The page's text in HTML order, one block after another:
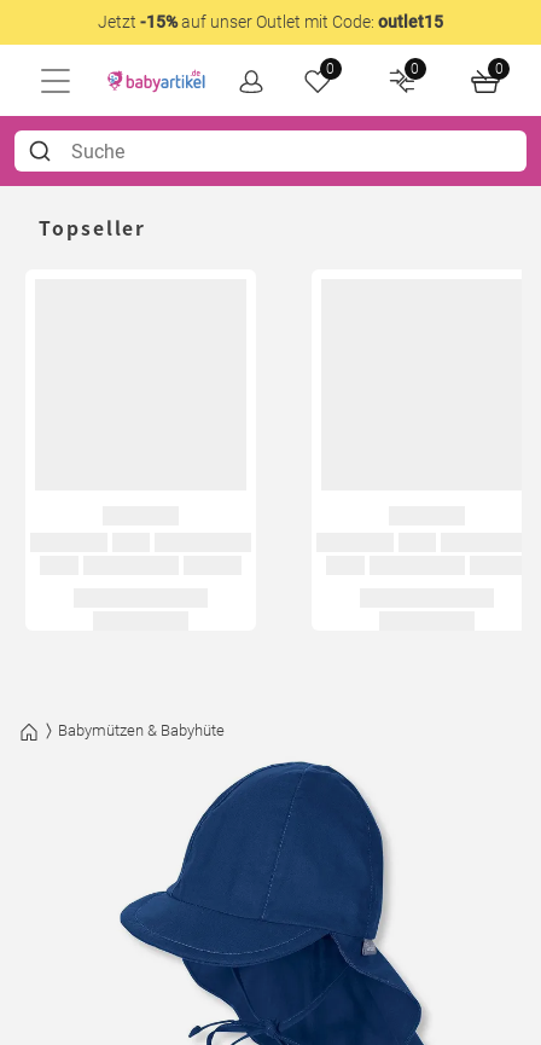
Jetzt -15%auf unser Outlet mit Code: outlet15
0 0 0
Topseller
Babymützen & Babyhüte